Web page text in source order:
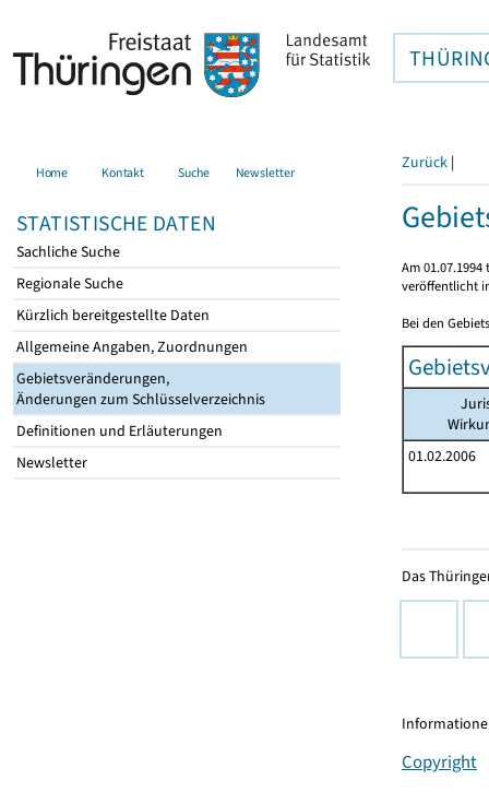
Home Kontakt Suche Newsletter
STATISTISCHE DATEN
Sachliche Suche
Regionale Suche
Kürzlich bereitgestellte Daten
Allgemeine Angaben, Zuordnungen
Gebietsveränderungen,
Änderungen zum Schlüsselverzeichnis
Definitionen und Erläuterungen
Newsletter
Zurück |
Am
veröffentlicht
Bei den
01.02.2006
Das
Copyright